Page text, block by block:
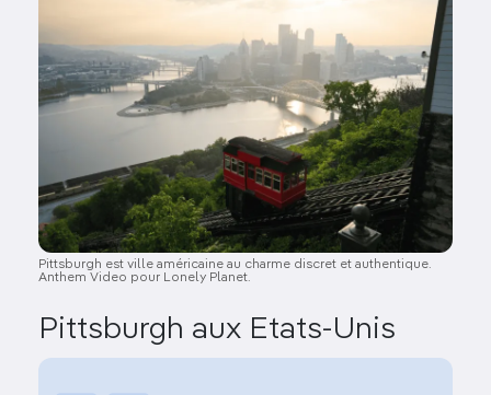
Pittsburgh est ville américaine au charme discret et authentique.
Anthem Video pour Lonely Planet.
Pittsburgh aux Etats-Unis